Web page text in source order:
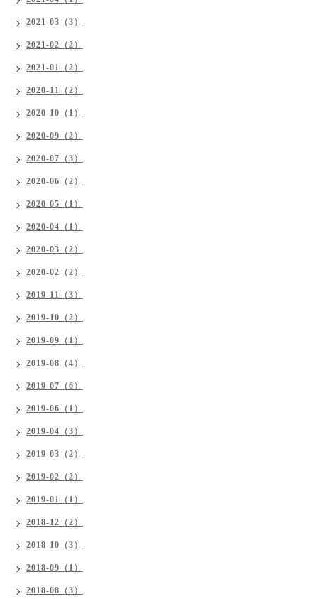
2021-03（3）
2021-02（2）
2021-01（2）
2020-11（2）
2020-10（1）
2020-09（2）
2020-07（3）
2020-06（2）
2020-05（1）
2020-04（1）
2020-03（2）
2020-02（2）
2019-11（3）
2019-10（2）
2019-09（1）
2019-08（4）
2019-07（6）
2019-06（1）
2019-04（3）
2019-03（2）
2019-02（2）
2019-01（1）
2018-12（2）
2018-10（3）
2018-09（1）
2018-08（3）